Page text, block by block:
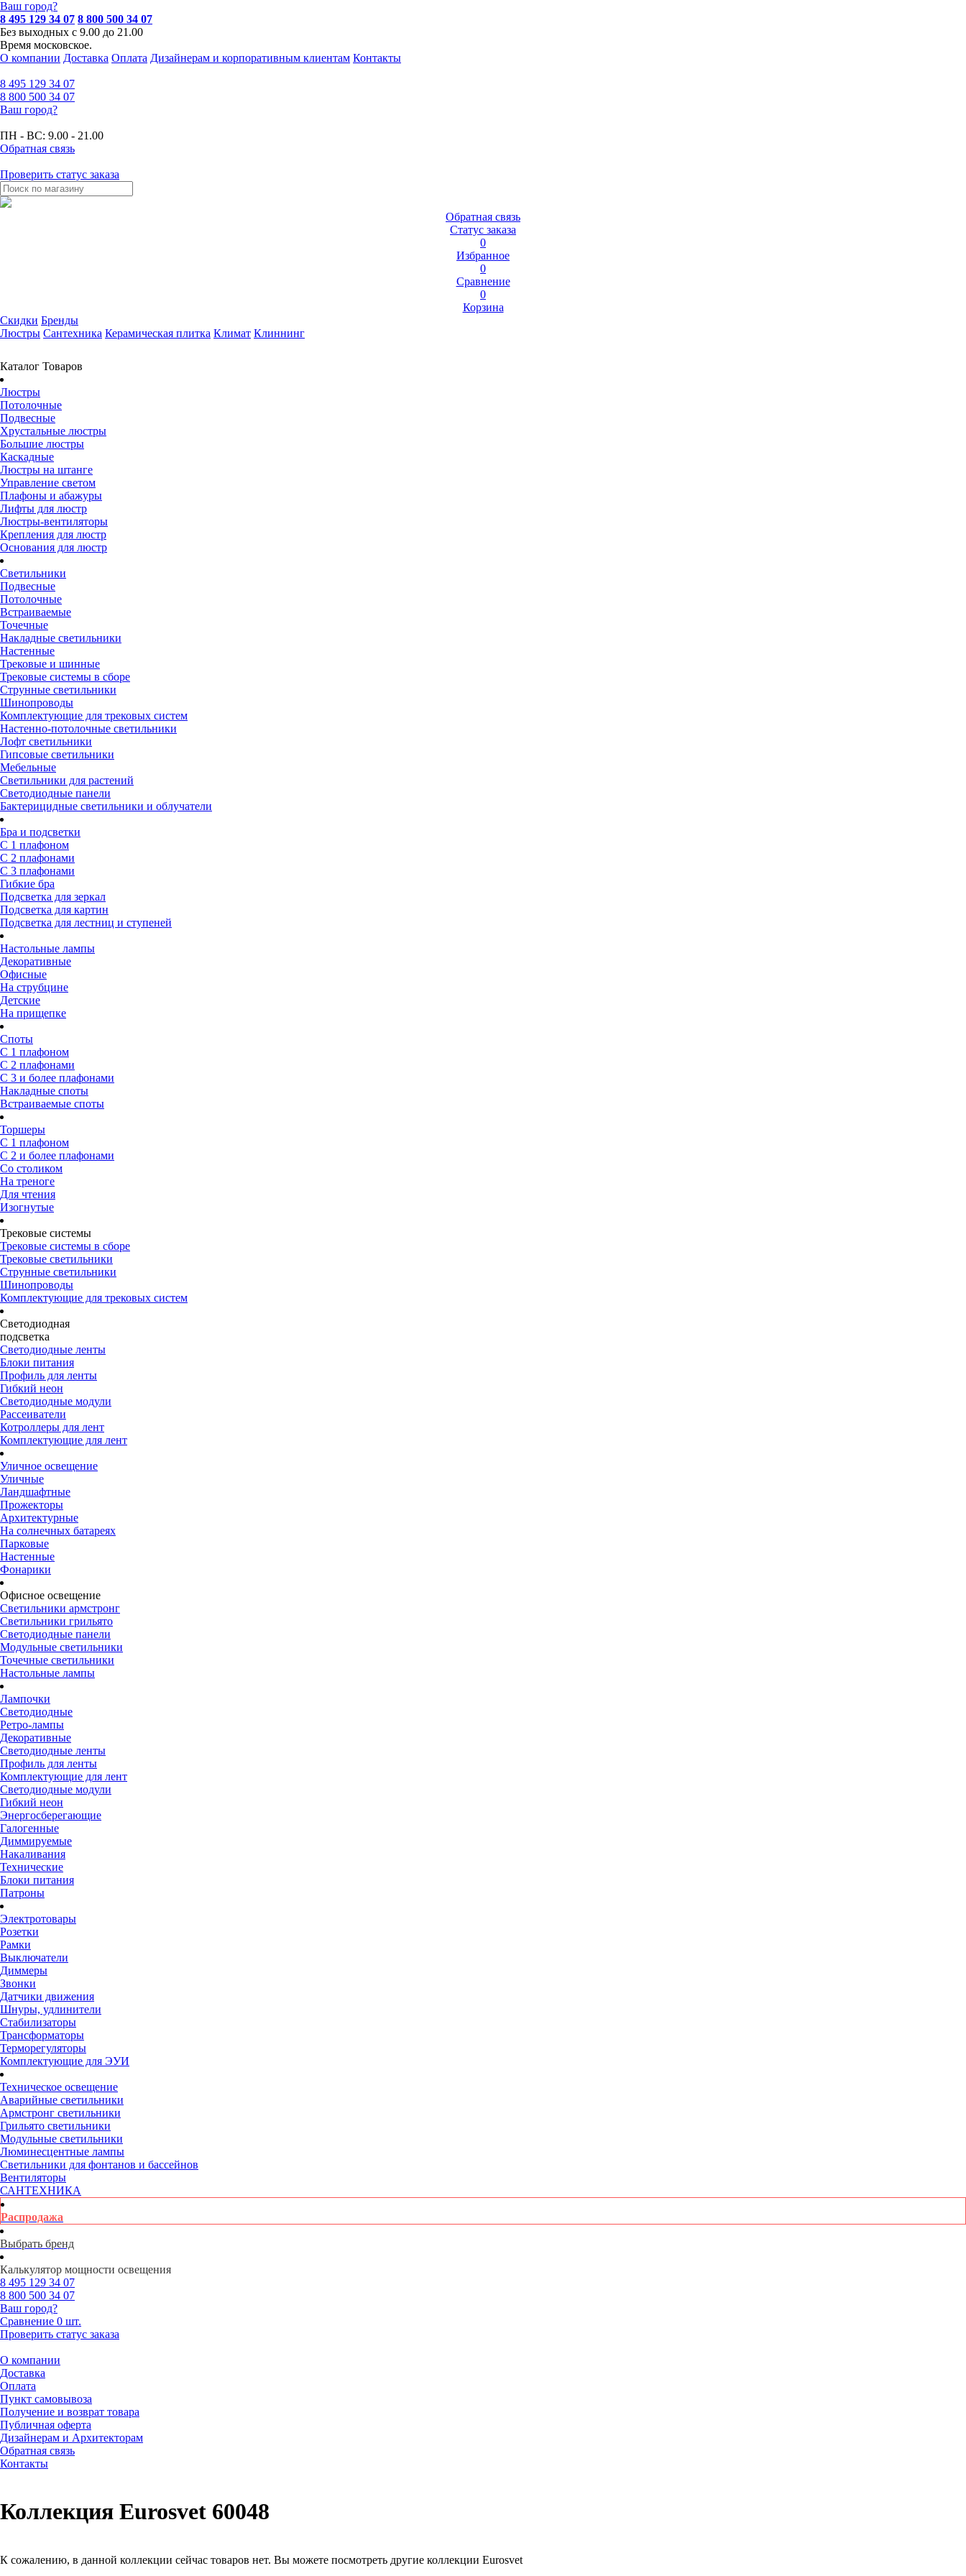
Ваш город?
8 495 129 34 07 8 800 500 34 07
Без выходных с 9.00 до 21.00
Время московское.
О компании Доставка Оплата Дизайнерам и корпоративным клиентам Контакты
8 495 129 34 07
8 800 500 34 07
Ваш город?
ПН - ВС: 9.00 - 21.00
Обратная связь
Проверить статус заказа
Обратная связь
Статус заказа
0
Избранное
0
Сравнение
0
Корзина
Скидки Бренды
Люстры Сантехника Керамическая плитка Климат Клиннинг
Каталог Товаров
Люстры
Потолочные
Подвесные
Хрустальные люстры
Большие люстры
Каскадные
Люстры на штанге
Управление светом
Плафоны и абажуры
Лифты для люстр
Люстры-вентиляторы
Крепления для люстр
Основания для люстр
Светильники
Подвесные
Потолочные
Встраиваемые
Точечные
Накладные светильники
Настенные
Трековые и шинные
Трековые системы в сборе
Струнные светильники
Шинопроводы
Комплектующие для трековых систем
Настенно-потолочные светильники
Лофт светильники
Гипсовые светильники
Мебельные
Светильники для растений
Светодиодные панели
Бактерицидные светильники и облучатели
Бра и подсветки
С 1 плафоном
С 2 плафонами
С 3 плафонами
Гибкие бра
Подсветка для зеркал
Подсветка для картин
Подсветка для лестниц и ступеней
Настольные лампы
Декоративные
Офисные
На струбцине
Детские
На прищепке
Споты
С 1 плафоном
С 2 плафонами
С 3 и более плафонами
Накладные споты
Встраиваемые споты
Торшеры
С 1 плафоном
С 2 и более плафонами
Со столиком
На треноге
Для чтения
Изогнутые
Трековые системы
Трековые системы в сборе
Трековые светильники
Струнные светильники
Шинопроводы
Комплектующие для трековых систем
Светодиодная
подсветка
Светодиодные ленты
Блоки питания
Профиль для ленты
Гибкий неон
Светодиодные модули
Рассеиватели
Котроллеры для лент
Комплектующие для лент
Уличное освещение
Уличные
Ландшафтные
Прожекторы
Архитектурные
На солнечных батареях
Парковые
Настенные
Фонарики
Офисное освещение
Светильники армстронг
Светильники грильято
Светодиодные панели
Модульные светильники
Точечные светильники
Настольные лампы
Лампочки
Светодиодные
Ретро-лампы
Декоративные
Светодиодные ленты
Профиль для ленты
Комплектующие для лент
Светодиодные модули
Гибкий неон
Энергосберегающие
Галогенные
Диммируемые
Накаливания
Технические
Блоки питания
Патроны
Электротовары
Розетки
Рамки
Выключатели
Диммеры
Звонки
Датчики движения
Шнуры, удлинители
Стабилизаторы
Трансформаторы
Терморегуляторы
Комплектующие для ЭУИ
Техническое освещение
Аварийные светильники
Армстронг светильники
Грильято светильники
Модульные светильники
Люминесцентные лампы
Светильники для фонтанов и бассейнов
Вентиляторы
САНТЕХНИКА
Распродажа
Выбрать бренд
Калькулятор мощности освещения
8 495 129 34 07
8 800 500 34 07
Ваш город?
Сравнение 0 шт.
Проверить статус заказа
О компании
Доставка
Оплата
Пункт самовывоза
Получение и возврат товара
Публичная оферта
Дизайнерам и Архитекторам
Обратная связь
Контакты
Коллекция Eurosvet 60048
К сожалению, в данной коллекции сейчас товаров нет. Вы можете посмотреть другие коллекции Eurosvet